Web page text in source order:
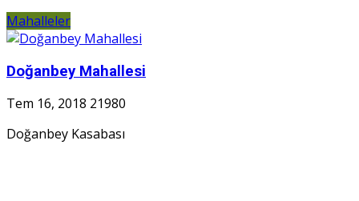
Mahalleler
Doğanbey Mahallesi
Tem 16, 2018 21980
Doğanbey Kasabası